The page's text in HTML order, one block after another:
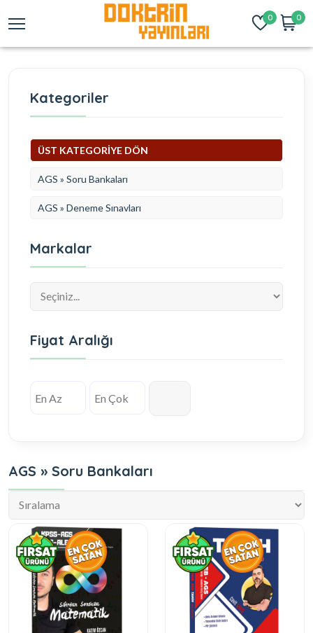
0 0
Kategoriler
ÜST KATEGORİYE DÖN
AGS » Soru Bankaları
AGS » Deneme Sınavları
Markalar
Fiyat Aralığı
AGS » Soru Bankaları